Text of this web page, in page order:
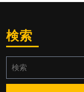
検索
索: